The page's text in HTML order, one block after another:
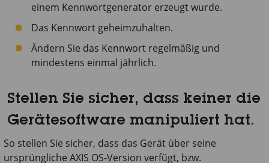
einem Kennwortgenerator erzeugt wurde.
Das Kennwort geheimzuhalten.
Ändern Sie das Kennwort regelmäßig und
mindestens einmal jährlich.
Stellen Sie sicher, dass keiner die
Gerätesoftware manipuliert hat.
So stellen Sie sicher, dass das Gerät über seine
ursprüngliche AXIS OS-Version verfügt, bzw.